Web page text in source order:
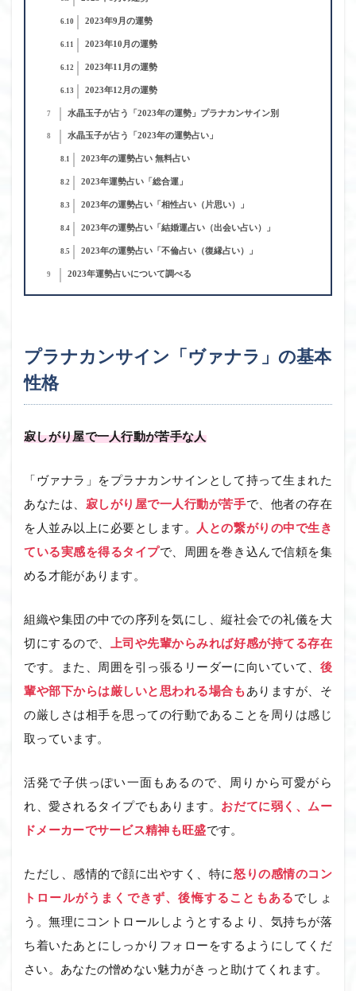
6.10 2023年9月の運勢
6.11 2023年10月の運勢
6.12 2023年11月の運勢
6.13 2023年12月の運勢
7 水晶玉子が占う「2023年の運勢」プラナカンサイン別
8 水晶玉子が占う「2023年の運勢占い」
8.1 2023年の運勢占い 無料占い
8.2 2023年運勢占い「総合運」
8.3 2023年の運勢占い「相性占い（片思い）」
8.4 2023年の運勢占い「結婚運占い（出会い占い）」
8.5 2023年の運勢占い「不倫占い（復縁占い）」
9 2023年運勢占いについて調べる
プラナカンサイン「ヴァナラ」の基本
性格
寂しがり屋で一人行動が苦手な人
「ヴァナラ」をプラナカンサインとして持って生まれた
あなたは、 寂しがり屋で一人行動が苦手で、他者の存在
を人並み以上に必要とします。
人との繋がりの中で生き
ている実感を得るタイプで、周囲を巻き込んで信頼を集
める才能があります。
組織や集団の中での序列を気にし、縦社会での礼儀を大
切にするので、
上司や先輩からみれば好感が持てる存在
です。また、周囲を引っ張るリーダーに向いていて、 後
輩や部下からは厳しいと思われる場合もありますが、そ
の厳しさは相手を思っての行動であることを周りは感じ
取っています。
活発で子供っぽい一面もあるので、周りから可愛がら
れ、愛されるタイプでもあります。 おだてに弱く、ムー
ドメーカーでサービス精神も旺盛です。
ただし、感情的で顔に出やすく、特に怒りの感情のコン
トロールがうまくできず、後悔することもあるでしょ
う。無理にコントロールしようとするより、気持ちが落
ち着いたあとにしっかりフォローをするようにしてくだ
さい。あなたの憎めない魅力がきっと助けてくれます。